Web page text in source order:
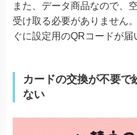
また、データ商品なので、
受け取る必要がありません
ぐに設定用のQRコードが届
カードの交換が不要で
ない